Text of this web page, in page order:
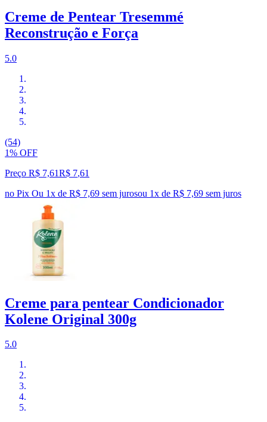
Creme de Pentear Tresemmé
Reconstrução e Força
5.0
(54)
1% OFF
Preço R$ 7,61R$ 7,61
no Pix Ou 1x de R$ 7,69 sem jurosou 1x de R$ 7,69 sem juros
Creme para pentear Condicionador
Kolene Original 300g
5.0